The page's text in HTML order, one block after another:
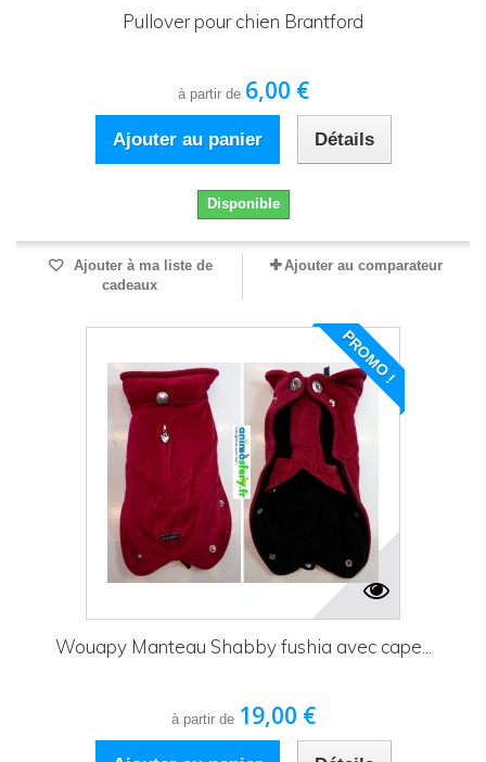
Pullover pour chien Brantford
à partir de 6,00 €
Ajouter au panier Détails
Disponible
Ajouter à ma liste de
cadeaux
Ajouter au comparateur
PROMO !
Wouapy Manteau Shabby fushia avec cape...
à partir de 19,00 €